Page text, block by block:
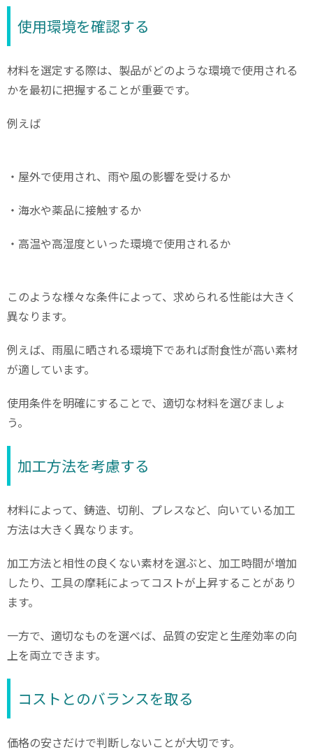
使用環境を確認する
材料を選定する際は、製品がどのような環境で使用される
かを最初に把握することが重要です。
例えば
・屋外で使用され、雨や風の影響を受けるか
・海水や薬品に接触するか
・高温や高湿度といった環境で使用されるか
このような様々な条件によって、求められる性能は大きく
異なります。
例えば、雨風に晒される環境下であれば耐食性が高い素材
が適しています。
使用条件を明確にすることで、適切な材料を選びましょ
う。
加工方法を考慮する
材料によって、鋳造、切削、プレスなど、向いている加工
方法は大きく異なります。
加工方法と相性の良くない素材を選ぶと、加工時間が増加
したり、工具の摩耗によってコストが上昇することがあり
ます。
一方で、適切なものを選べば、品質の安定と生産効率の向
上を両立できます。
コストとのバランスを取る
価格の安さだけで判断しないことが大切です。